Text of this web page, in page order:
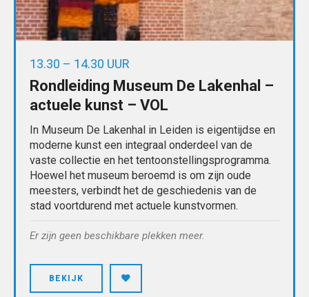
13.30 – 14.30 UUR
Rondleiding Museum De Lakenhal –
actuele kunst – VOL
In Museum De Lakenhal in Leiden is eigentijdse en
moderne kunst een integraal onderdeel van de
vaste collectie en het tentoonstellingsprogramma.
Hoewel het museum beroemd is om zijn oude
meesters, verbindt het de geschiedenis van de
stad voortdurend met actuele kunstvormen.
Er zijn geen beschikbare plekken meer.
BEKIJK